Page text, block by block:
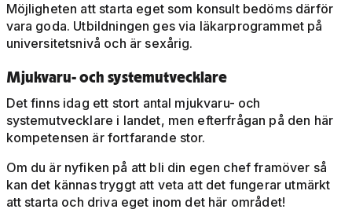
Möjligheten att starta eget som konsult bedöms därför
vara goda. Utbildningen ges via läkarprogrammet på
universitetsnivå och är sexårig.
Mjukvaru- och systemutvecklare
Det finns idag ett stort antal mjukvaru- och
systemutvecklare i landet, men efterfrågan på den här
kompetensen är fortfarande stor.
Om du är nyfiken på att bli din egen chef framöver så
kan det kännas tryggt att veta att det fungerar utmärkt
att starta och driva eget inom det här området!